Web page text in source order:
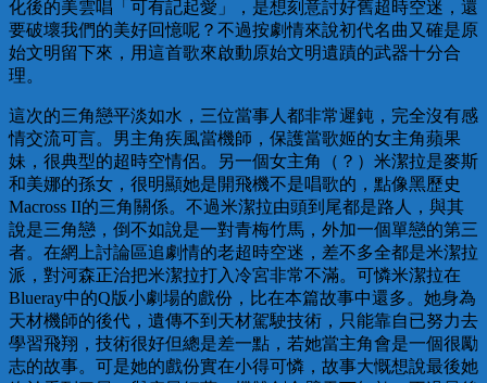
化後的美雲唱「可有記起愛」，是想刻意討好舊超時空迷，還
要破壞我們的美好回憶呢？不過按劇情來說初代名曲又確是原
始文明留下來，用這首歌來啟動原始文明遺蹟的武器十分合
理。
這次的三角戀平淡如水，三位當事人都非常遲鈍，完全沒有感
情交流可言。男主角疾風當機師，保護當歌姬的女主角蘋果
妹，很典型的超時空情侶。另一個女主角（？）米潔拉是麥斯
和美娜的孫女，很明顯她是開飛機不是唱歌的，點像黑歷史
Macross II的三角關係。不過米潔拉由頭到尾都是路人，與其
說是三角戀，倒不如說是一對青梅竹馬，外加一個單戀的第三
者。在網上討論區追劇情的老超時空迷，差不多全都是米潔拉
派，對河森正治把米潔拉打入冷宮非常不滿。可憐米潔拉在
Blueray中的Q版小劇場的戲份，比在本篇故事中還多。她身為
天材機師的後代，遺傳不到天材駕駛技術，只能靠自已努力去
學習飛翔，技術很好但總是差一點，若她當主角會是一個很勵
志的故事。可是她的戲份實在小得可憐，故事大慨想說最後她